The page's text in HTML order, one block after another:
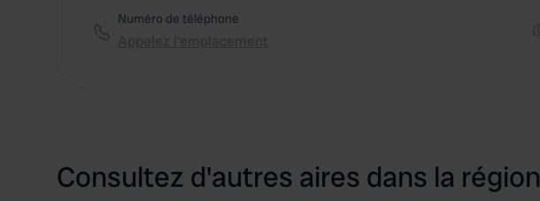
Numéro de téléphone
Consultez d'autres aires dans la région